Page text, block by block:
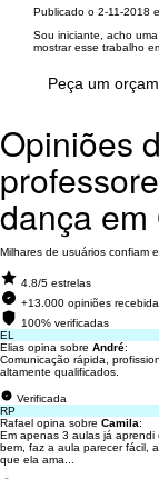
Publicado o 2-11-2018
Sou iniciante, acho
mostrar esse trabalho
Peça um
Opiniões
dança em
Milhares de usuários confiam
4.8/5 estrelas
+13.000 opiniões
100% verificadas
EL
Elias opina sobre André:
Comunicação rápida,
altamente qualificados.
Verificada
RP
Rafael opina sobre Camila:
Em apenas 3 aulas já
bem, faz a aula parecer fácil,
que ela ama...